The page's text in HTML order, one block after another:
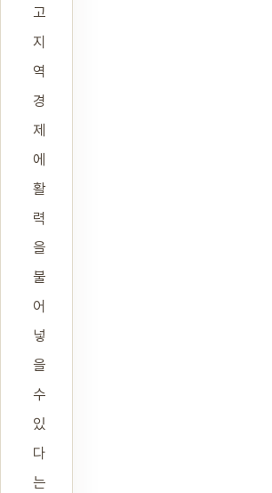
고
지
역
경
제
에
활
력
을
불
어
넣
을
수
있
다
는